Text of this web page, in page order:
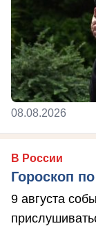
08.08.2026
В России
Гороскоп
9 августа